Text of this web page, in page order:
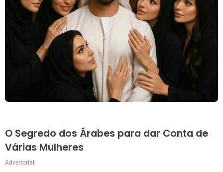
O Segredo dos Árabes para dar Conta de
Várias Mulheres
Advertorial